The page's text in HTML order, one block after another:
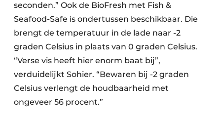
seconden.” Ook de BioFresh met Fish &
Seafood-Safe is ondertussen beschikbaar. Die
brengt de temperatuur in de lade naar -2
graden Celsius in plaats van 0 graden Celsius.
“Verse vis heeft hier enorm baat bij”,
verduidelijkt Sohier. “Bewaren bij -2 graden
Celsius verlengt de houdbaarheid met
ongeveer 56 procent.”